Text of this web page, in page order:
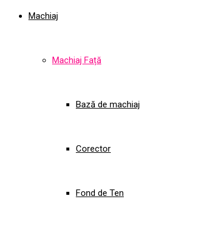
Machiaj
Machiaj Față
Bază de machiaj
Corector
Fond de Ten